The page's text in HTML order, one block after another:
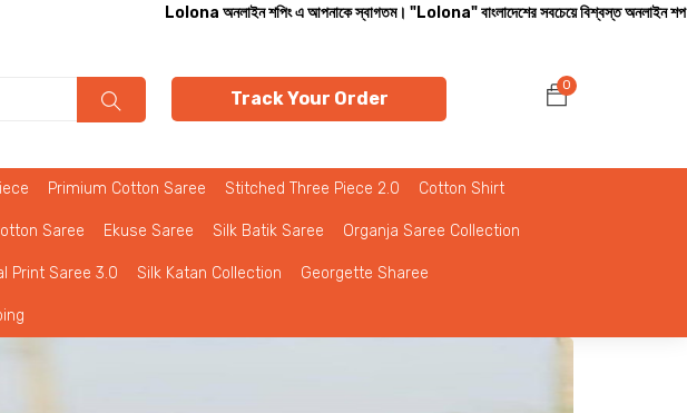
Lolona অনলাইন শপিং এ আপনাকে স্বাগতম। "Lolona" বাংলাদেশের সবচেয়ে বিশ্বস্ত অনলাইন শপ। সারা বাংলাদেশে ক্যাশ অন
Track Your Order
0
Primium Cotton Saree Stitched Three Piece 2.0 Cotton Shirt
Saree Ekuse Saree Silk Batik Saree Organja Saree Collection
Print Saree 3.0 Silk Katan Collection Georgette Sharee